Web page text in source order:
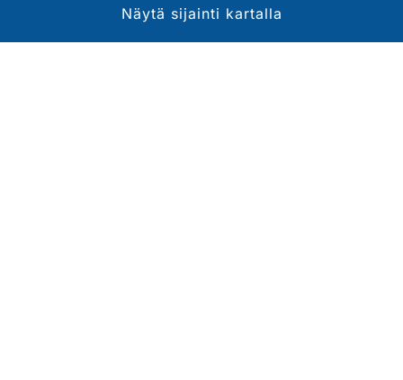
Näytä sijainti kartalla